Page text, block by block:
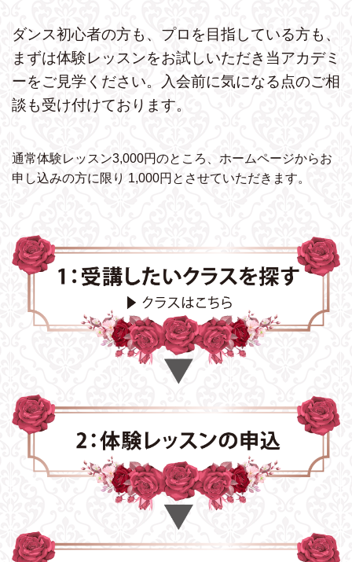
ダンス初心者の方も、プロを目指している方も、
まずは体験レッスンをお試しいただき 当アカデミ
ーをご見学ください。
入会前に気になる点のご相
談も受け付けております。
通常体験レッスン3,000円のところ、ホームページからお
申し込みの方に限り 1,000円とさせていただきます。